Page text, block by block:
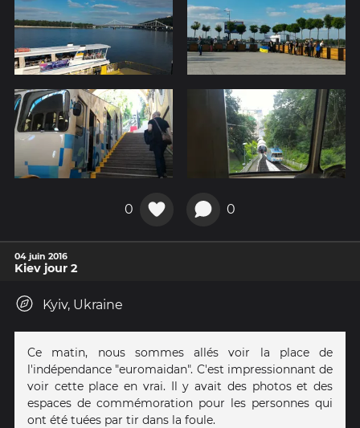
0 0
04 juin 2016
Kiev jour 2
Kyiv, Ukraine
Ce matin, nous sommes allés voir la place de
l'indépendance "euromaidan". C'est impressionnant de
voir cette place en vrai. Il y avait des photos et des
espaces de commémoration pour les personnes qui
ont été tuées par tir dans la foule.